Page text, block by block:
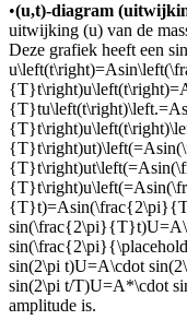
•(u,t)-diagram
uitwijking (u) van de
Deze grafiek heeft een
sin(2\pi t)U=A\cdot
sin(2\pi t/T)U=A*\cdot
amplitude is.